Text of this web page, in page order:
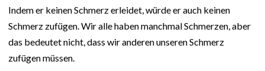
Indem er keinen Schmerz erleidet, würde er auch keinen
Schmerz zufügen. Wir alle haben manchmal Schmerzen, aber
das bedeutet nicht, dass wir anderen unseren Schmerz
zufügen müssen.